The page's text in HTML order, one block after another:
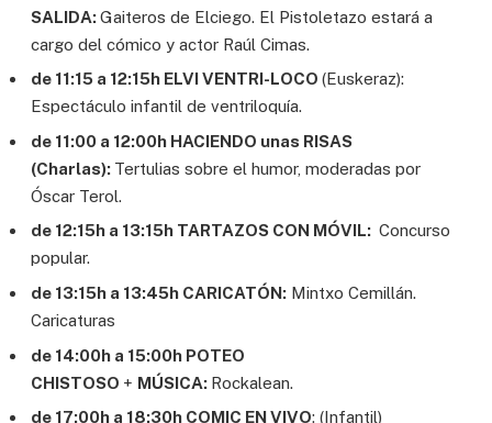
SALIDA:Gaiteros de Elciego. El Pistoletazo estará a
cargo del cómico y actor Raúl Cimas.
de 11:15 a 12:15h ELVI VENTRI-LOCO (Euskeraz):
Espectáculo infantil de ventriloquía.
de 11:00 a 12:00h HACIENDO unas RISAS
(Charlas): Tertulias sobre el humor, moderadas por
Óscar Terol.
de 12:15h a 13:15h TARTAZOS CON MÓVIL: Concurso
popular.
de 13:15h a 13:45h CARICATÓN: Mintxo Cemillán.
Caricaturas
de 14:00h a 15:00h POTEO
CHISTOSO + MÚSICA: Rockalean.
de 17:00h a 18:30h COMIC EN VIVO: (Infantil)